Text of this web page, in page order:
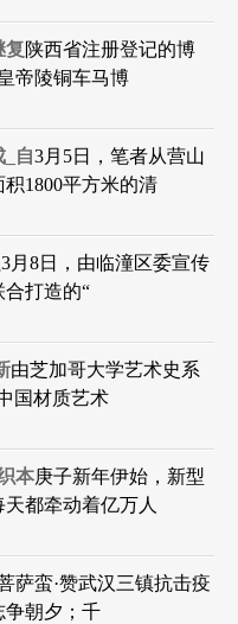
复陕西省注册登记的博
帝陵铜车马博
自3月5日，笔者从营山
1800平方米的清
3月8日，由临潼区委宣传
打造的“
由芝加哥大学艺术史系
国材质艺术
本庚子新年伊始，新型
都牵动着亿万人
萨蛮·赞武汉三镇抗击疫
争朝夕；千